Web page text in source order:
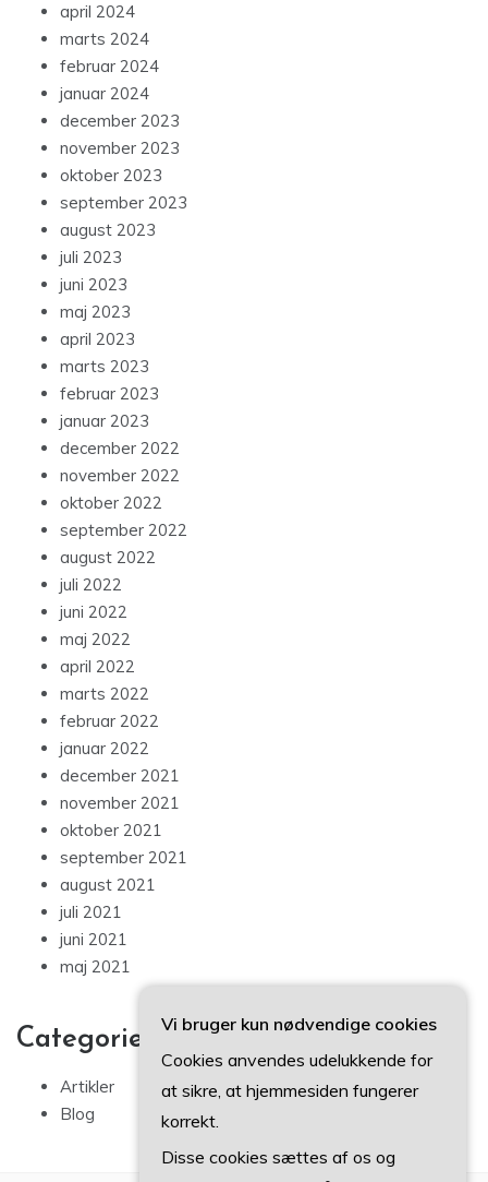
april 2024
marts 2024
februar 2024
januar 2024
december 2023
november 2023
oktober 2023
september 2023
august 2023
juli 2023
juni 2023
maj 2023
april 2023
marts 2023
februar 2023
januar 2023
december 2022
november 2022
oktober 2022
september 2022
august 2022
juli 2022
juni 2022
maj 2022
april 2022
marts 2022
februar 2022
januar 2022
december 2021
november 2021
oktober 2021
september 2021
august 2021
juli 2021
juni 2021
maj 2021
Categories
Artikler
Blog
Vi bruger kun nødvendige cookies
Cookies anvendes udelukkende for
at sikre, at hjemmesiden fungerer
korrekt.
Disse cookies sættes af os og